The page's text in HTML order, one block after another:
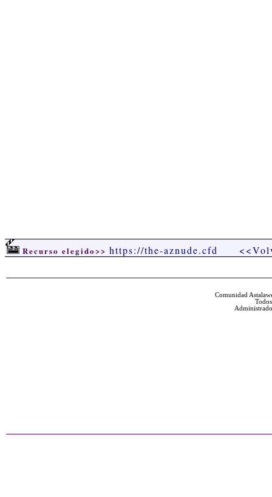
Recurso elegido>> https://the-aznude.cfd
Comunidad